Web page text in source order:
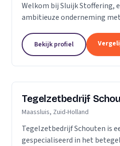
Welkom bij Sluijk Stoffering,
ambitieuze onderneming
kunnen we zeggen dat we al
Bekijk profiel
Tegelzetbedrijf
Maassluis, Zuid-Holland
Tegelzetbedrijf Schouten is
gespecialiseerd in het